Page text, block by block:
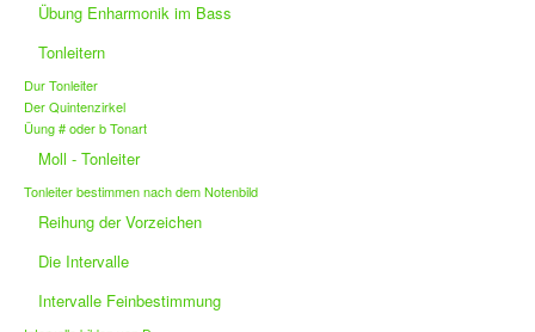
Übung Enharmonik im Bass
Tonleitern
Dur Tonleiter
Der Quintenzirkel
Üung # oder b Tonart
Moll - Tonleiter
Tonleiter bestimmen nach dem Notenbild
Reihung der Vorzeichen
Die Intervalle
Intervalle Feinbestimmung